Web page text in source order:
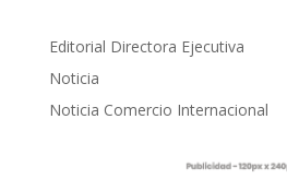
Editorial Directora Ejecutiva
Noticia
Noticia Comercio Internacional